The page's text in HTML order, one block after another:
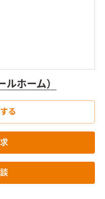
ルホーム）
る